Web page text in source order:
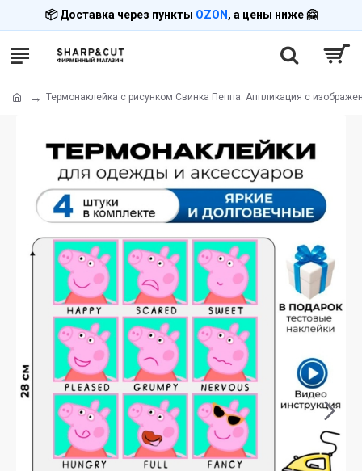
📦 Доставка через пункты OZON , а цены ниже 🤗
Термонаклейка с рисунком Свинка Пеппа. Аппликация с